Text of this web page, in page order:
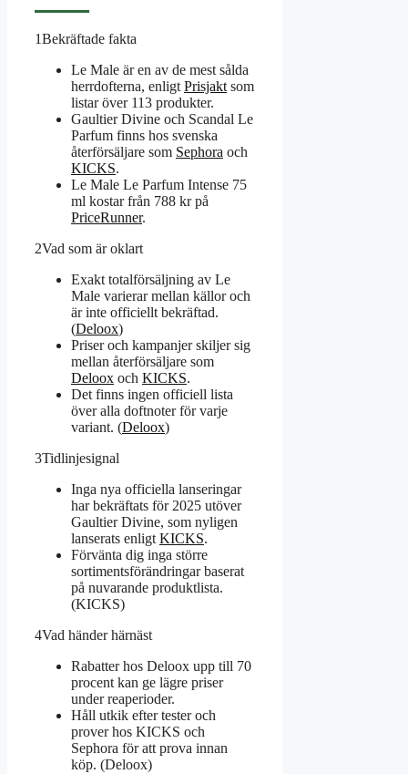
1Bekräftade fakta
Le Male är en av de mest sålda
herrdofterna, enligt Prisjakt som
listar över 113 produkter.
Gaultier Divine och Scandal Le
Parfum finns hos svenska
återförsäljare som Sephora och
KICKS.
Le Male Le Parfum Intense 75
ml kostar från 788 kr på
PriceRunner.
2Vad som är oklart
Exakt totalförsäljning av Le
Male varierar mellan källor och
är inte officiellt bekräftad.
(Deloox)
Priser och kampanjer skiljer sig
mellan återförsäljare som
Deloox och KICKS.
Det finns ingen officiell lista
över alla doftnoter för varje
variant. (Deloox)
3Tidlinjesignal
Inga nya officiella lanseringar
har bekräftats för 2025 utöver
Gaultier Divine, som nyligen
lanserats enligt KICKS.
Förvänta dig inga större
sortimentsförändringar baserat
på nuvarande produktlista.
(KICKS)
4Vad händer härnäst
Rabatter hos Deloox upp till 70
procent kan ge lägre priser
under reaperioder.
Håll utkik efter tester och
prover hos KICKS och
Sephora för att prova innan
köp. (Deloox)